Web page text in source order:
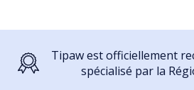
Tipaw est officiellement
spécialisé par la